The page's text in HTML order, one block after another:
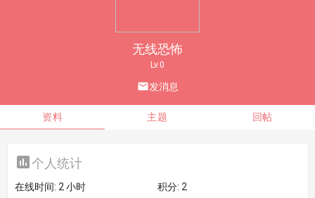
无线恐怖
Lv.0
发消息
资料 主题 回帖
个人统计
在线时间: 2 小时 积分: 2